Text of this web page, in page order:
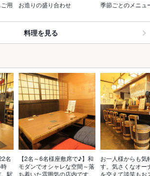
用
お造りの盛り合わせ 季節ごとのメニュ
料理を見る
名
駅
【2名～6名様座敷席で♪】和
モダンでオシャレな空間～落
ち着いた雰囲気の店内です。
お一人様からも気
す。気さくなオー
を交えて談笑もお